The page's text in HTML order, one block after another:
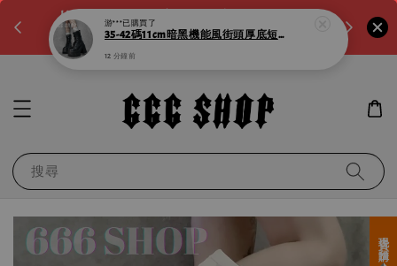
LINE:@noa4230k 客服回覆時間:a.m10:00-
p.m8:00
滿600元
運！滿
搜尋
現貨＋預購